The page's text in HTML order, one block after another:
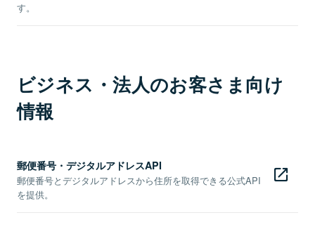
す。
ビジネス・法人のお客さま向け
情報
郵便番号・デジタルアドレスAPI
郵便番号とデジタルアドレスから住所を取得できる公式API
を提供。